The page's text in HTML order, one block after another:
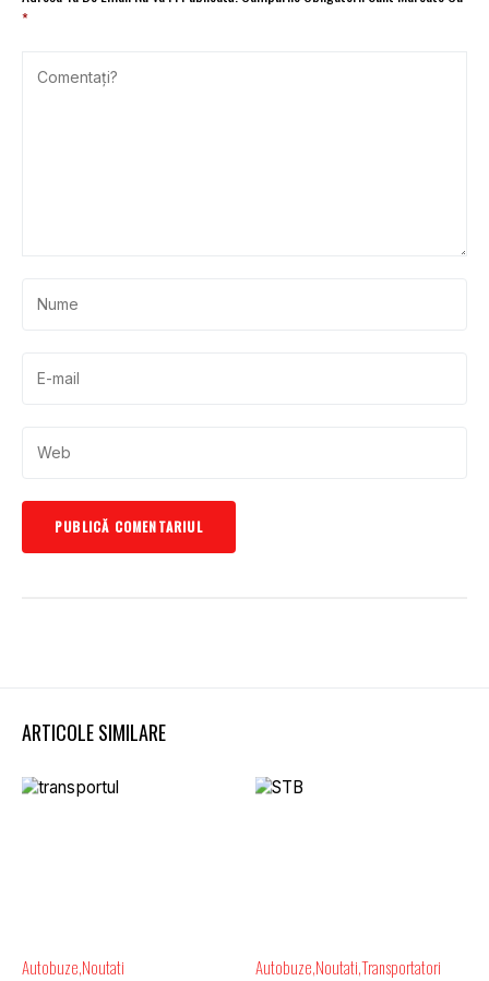
*
ARTICOLE SIMILARE
Autobuze Noutati Autobuze NoutatiTransportatori